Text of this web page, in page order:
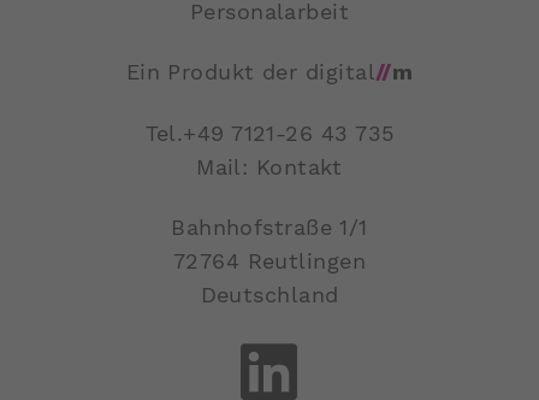
Personalarbeit
Ein Produkt der digital//m
Tel.+49 7121-26 43 735
Mail: Kontakt
Bahnhofstraße 1/1
72764 Reutlingen
Deutschland